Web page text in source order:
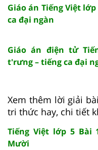
Giáo án Tiếng Việt
ca đại ngàn
Giáo án điện tử
t'rưng – tiếng ca đại
Xem thêm lời giải
tri thức hay, chi tiết
Tiếng Việt lớp 5 Bài
Mười